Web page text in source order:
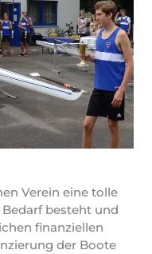
Verein eine tolle
besteht und
finanziellen
der Boote